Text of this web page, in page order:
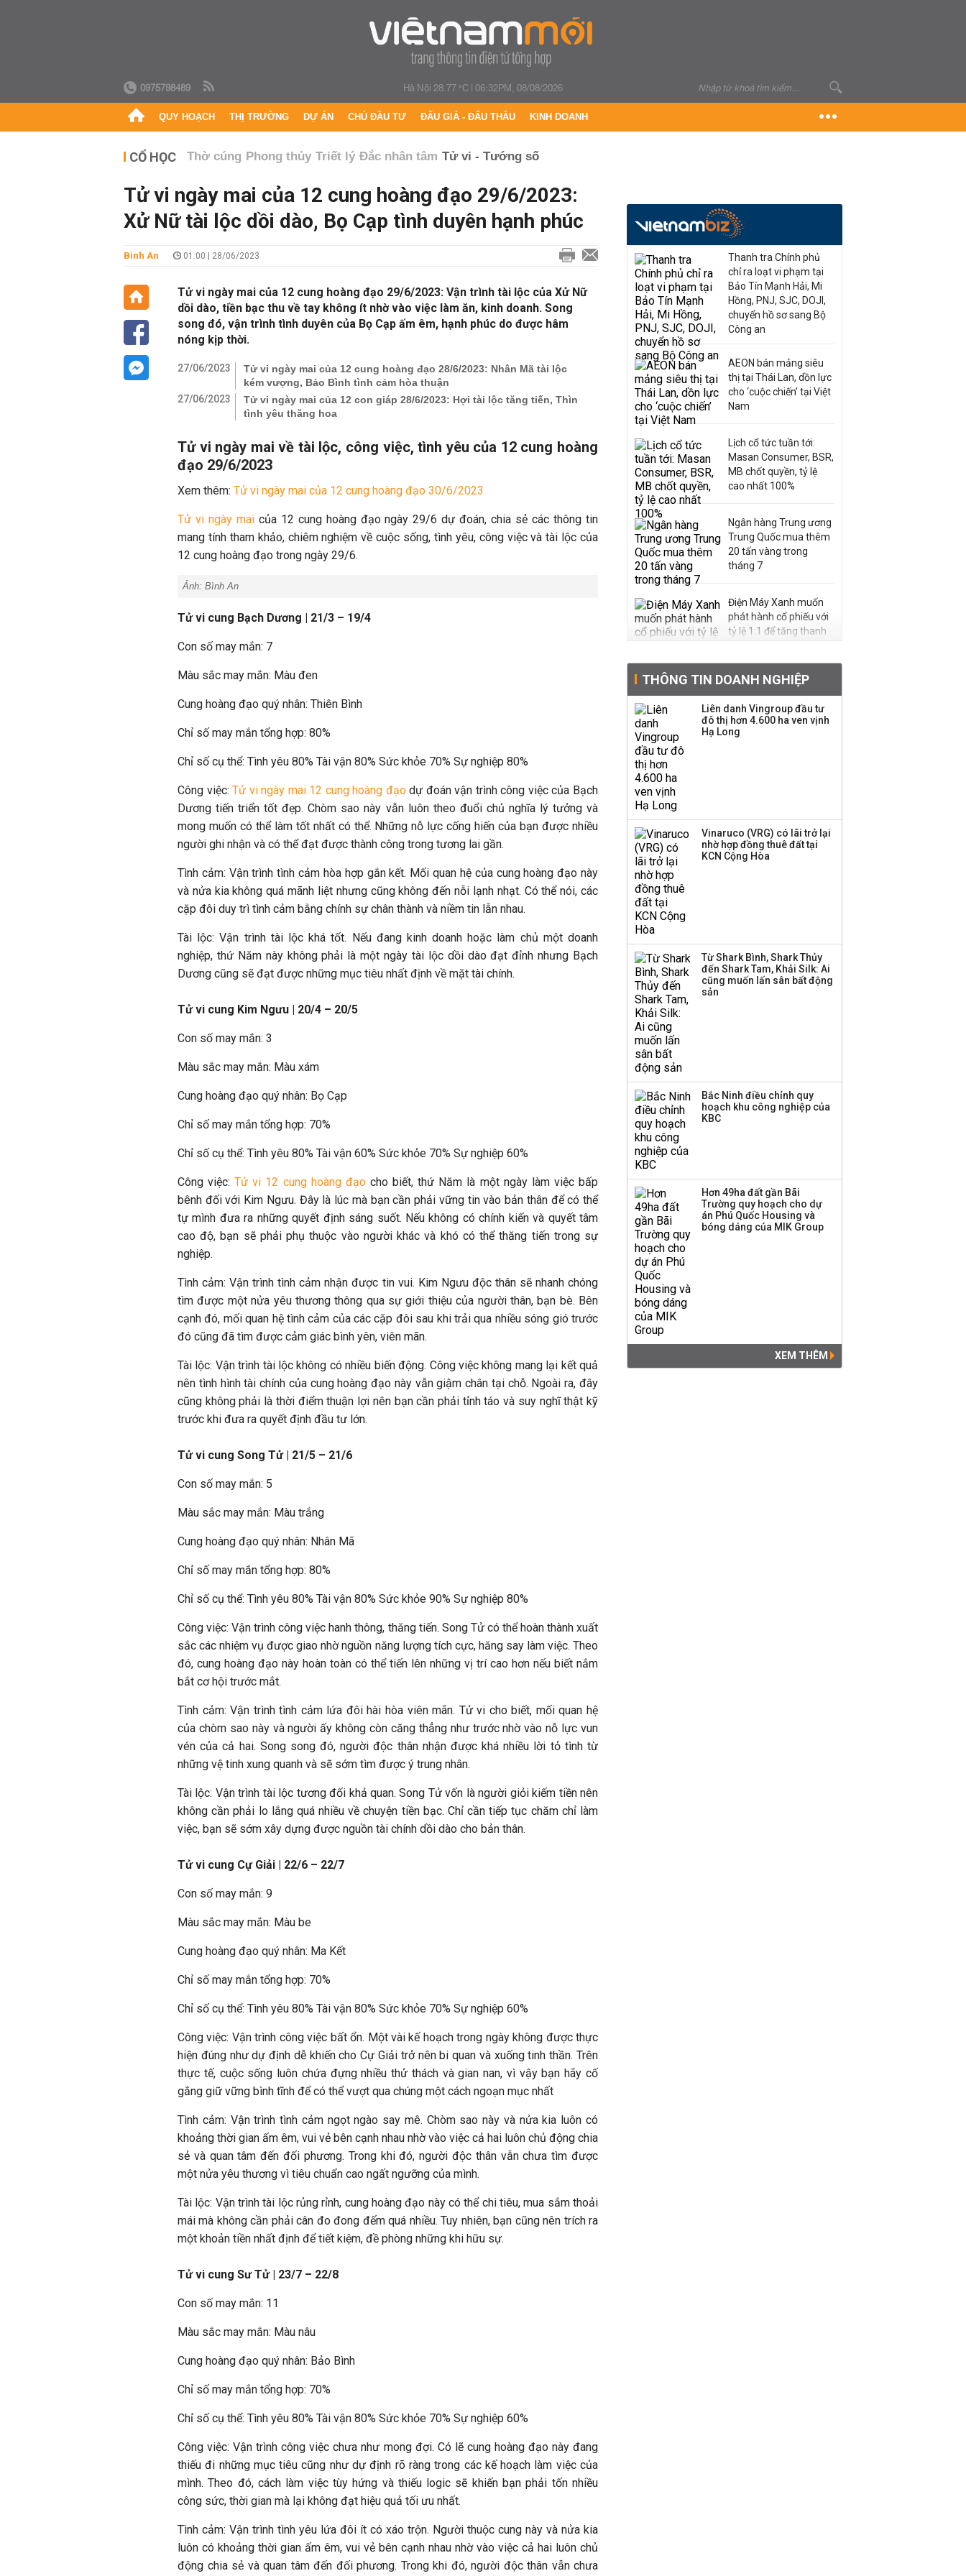
0975798489 Hà Nội 28.77 °C|06:32PM, 08/08/2026
QUY HOẠCH THỊ TRƯỜNG DỰ ÁN CHỦ ĐẦU TƯ ĐẤU GIÁ - ĐẤU THẦU KINH DOANH
CỔ HỌC Thờ cúng Phong thủy Triết lý Đắc nhân tâm Tử vi - Tướng số
Tử vi ngày mai của 12 cung hoàng đạo 29/6/2023:
Xử Nữ tài lộc dồi dào, Bọ Cạp tình duyên hạnh phúc
Bình An 01:00 | 28/06/2023
Tử vi ngày mai của 12 cung hoàng đạo 29/6/2023: Vận trình tài lộc của Xử Nữ
dồi dào, tiền bạc thu về tay không ít nhờ vào việc làm ăn, kinh doanh. Song
song đó, vận trình tình duyên của Bọ Cạp ấm êm, hạnh phúc do được hâm
nóng kịp thời.
27/06/2023
Tử vi ngày mai của 12 cung hoàng đạo 28/6/2023: Nhân Mã tài lộc
kém vượng, Bảo Bình tình cảm hòa thuận
27/06/2023
Tử vi ngày mai của 12 con giáp 28/6/2023: Hợi tài lộc tăng tiến, Thìn
tình yêu thăng hoa
Tử vi ngày mai về tài lộc, công việc, tình yêu của 12 cung hoàng
đạo 29/6/2023
Xem thêm: Tử vi ngày mai của 12 cung hoàng đạo 30/6/2023
Tử vi ngày maicủa 12 cung hoàng đạo ngày 29/6 dự đoán, chia sẻ các thông tin
mang tính tham khảo, chiêm nghiệm về cuộc sống, tình yêu, công việc và tài lộc của
12 cung hoàng đạo trong ngày 29/6.
Ảnh: Bình An
Tử vi cung Bạch Dương | 21/3 – 19/4
Con số may mắn: 7
Màu sắc may mắn: Màu đen
Cung hoàng đạo quý nhân: Thiên Bình
Chỉ số may mắn tổng hợp: 80%
Chỉ số cụ thể: Tình yêu 80% Tài vận 80% Sức khỏe 70% Sự nghiệp 80%
Công việc:Tử vi ngày mai 12 cung hoàng đạodự đoán vận trình công việc của Bạch
Dương tiến triển tốt đẹp. Chòm sao này vẫn luôn theo đuổi chủ nghĩa lý tưởng và
mong muốn có thể làm tốt nhất có thể. Những nỗ lực cống hiến của bạn được nhiều
người ghi nhận và có thể đạt được thành công trong tương lai gần.
Tình cảm: Vận trình tình cảm hòa hợp gắn kết. Mối quan hệ của cung hoàng đạo này
và nửa kia không quá mãnh liệt nhưng cũng không đến nỗi lạnh nhạt. Có thể nói, các
cặp đôi duy trì tình cảm bằng chính sự chân thành và niềm tin lẫn nhau.
Tài lộc: Vận trình tài lộc khá tốt. Nếu đang kinh doanh hoặc làm chủ một doanh
nghiệp, thứ Năm này không phải là một ngày tài lộc dồi dào đạt đỉnh nhưng Bạch
Dương cũng sẽ đạt được những mục tiêu nhất định về mặt tài chính.
Tử vi cung Kim Ngưu | 20/4 – 20/5
Con số may mắn: 3
Màu sắc may mắn: Màu xám
Cung hoàng đạo quý nhân: Bọ Cạp
Chỉ số may mắn tổng hợp: 70%
Chỉ số cụ thể: Tình yêu 80% Tài vận 60% Sức khỏe 70% Sự nghiệp 60%
Công việc:Tử vi 12 cung hoàng đạocho biết, thứ Năm là một ngày làm việc bấp
bênh đối với Kim Ngưu. Đây là lúc mà bạn cần phải vững tin vào bản thân để có thể
tự mình đưa ra những quyết định sáng suốt. Nếu không có chính kiến và quyết tâm
cao độ, bạn sẽ phải phụ thuộc vào người khác và khó có thể thăng tiến trong sự
nghiệp.
Tình cảm: Vận trình tình cảm nhận được tin vui. Kim Ngưu độc thân sẽ nhanh chóng
tìm được một nửa yêu thương thông qua sự giới thiệu của người thân, bạn bè. Bên
cạnh đó, mối quan hệ tình cảm của các cặp đôi sau khi trải qua nhiều sóng gió trước
đó cũng đã tìm được cảm giác bình yên, viên mãn.
Tài lộc: Vận trình tài lộc không có nhiều biến động. Công việc không mang lại kết quả
nên tình hình tài chính của cung hoàng đạo này vẫn giậm chân tại chỗ. Ngoài ra, đây
cũng không phải là thời điểm thuận lợi nên bạn cần phải tỉnh táo và suy nghĩ thật kỹ
trước khi đưa ra quyết định đầu tư lớn.
Tử vi cung Song Tử | 21/5 – 21/6
Con số may mắn: 5
Màu sắc may mắn: Màu trắng
Cung hoàng đạo quý nhân: Nhân Mã
Chỉ số may mắn tổng hợp: 80%
Chỉ số cụ thể: Tình yêu 80% Tài vận 80% Sức khỏe 90% Sự nghiệp 80%
Công việc: Vận trình công việc hanh thông, thăng tiến. Song Tử có thể hoàn thành xuất
sắc các nhiệm vụ được giao nhờ nguồn năng lượng tích cực, hăng say làm việc. Theo
đó, cung hoàng đạo này hoàn toàn có thể tiến lên những vị trí cao hơn nếu biết nắm
bắt cơ hội trước mắt.
Tình cảm: Vận trình tình cảm lứa đôi hài hòa viên mãn. Tử vi cho biết, mối quan hệ
của chòm sao này và người ấy không còn căng thẳng như trước nhờ vào nỗ lực vun
vén của cả hai. Song song đó, người độc thân nhận được khá nhiều lời tỏ tình từ
những vệ tinh xung quanh và sẽ sớm tìm được ý trung nhân.
Tài lộc: Vận trình tài lộc tương đối khả quan. Song Tử vốn là người giỏi kiếm tiền nên
không cần phải lo lắng quá nhiều về chuyện tiền bạc. Chỉ cần tiếp tục chăm chỉ làm
việc, bạn sẽ sớm xây dựng được nguồn tài chính dồi dào cho bản thân.
Tử vi cung Cự Giải | 22/6 – 22/7
Con số may mắn: 9
Màu sắc may mắn: Màu be
Cung hoàng đạo quý nhân: Ma Kết
Chỉ số may mắn tổng hợp: 70%
Chỉ số cụ thể: Tình yêu 80% Tài vận 80% Sức khỏe 70% Sự nghiệp 60%
Công việc: Vận trình công việc bất ổn. Một vài kế hoạch trong ngày không được thực
hiện đúng như dự định dễ khiến cho Cự Giải trở nên bi quan và xuống tinh thần. Trên
thực tế, cuộc sống luôn chứa đựng nhiều thử thách và gian nan, vì vậy bạn hãy cố
gắng giữ vững bình tĩnh để có thể vượt qua chúng một cách ngoạn mục nhất
Tình cảm: Vận trình tình cảm ngọt ngào say mê. Chòm sao này và nửa kia luôn có
khoảng thời gian ấm êm, vui vẻ bên cạnh nhau nhờ vào việc cả hai luôn chủ động chia
sẻ và quan tâm đến đối phương. Trong khi đó, người độc thân vẫn chưa tìm được
một nửa yêu thương vì tiêu chuẩn cao ngất ngưỡng của mình.
Tài lộc: Vận trình tài lộc rủng rỉnh, cung hoàng đạo này có thể chi tiêu, mua sắm thoải
mái mà không cần phải cân đo đong đếm quá nhiều. Tuy nhiên, bạn cũng nên trích ra
một khoản tiền nhất định để tiết kiệm, đề phòng những khi hữu sự.
Tử vi cung Sư Tử | 23/7 – 22/8
Con số may mắn: 11
Màu sắc may mắn: Màu nâu
Cung hoàng đạo quý nhân: Bảo Bình
Chỉ số may mắn tổng hợp: 70%
Chỉ số cụ thể: Tình yêu 80% Tài vận 80% Sức khỏe 70% Sự nghiệp 60%
Công việc: Vận trình công việc chưa như mong đợi. Có lẽ cung hoàng đạo này đang
thiếu đi những mục tiêu cũng như dự định rõ ràng trong các kế hoạch làm việc của
mình. Theo đó, cách làm việc tùy hứng và thiếu logic sẽ khiến bạn phải tốn nhiều
công sức, thời gian mà lại không đạt hiệu quả tối ưu nhất.
Tình cảm: Vận trình tình yêu lứa đôi ít có xáo trộn. Người thuộc cung này và nửa kia
luôn có khoảng thời gian ấm êm, vui vẻ bên cạnh nhau nhờ vào việc cả hai luôn chủ
động chia sẻ và quan tâm đến đối phương. Trong khi đó, người độc thân vẫn chưa
Thanh tra Chính phủ
chỉ ra loạt vi phạm tại
Bảo Tín Mạnh Hải, Mi
Hồng, PNJ, SJC, DOJI,
chuyển hồ sơ sang Bộ
Công an
AEON bán mảng siêu
thị tại Thái Lan, dồn lực
cho ‘cuộc chiến’ tại Việt
Nam
Lịch cổ tức tuần tới:
Masan Consumer, BSR,
MB chốt quyền, tỷ lệ
cao nhất 100%
Ngân hàng Trung ương
Trung Quốc mua thêm
20 tấn vàng trong
tháng 7
Điện Máy Xanh muốn
phát hành cổ phiếu với
tỷ lệ 1:1 để tăng thanh
Sau nhịp điều chỉnh
mạnh, CTCK nhìn thấy
cơ hội ở nhóm cổ phiếu
nào?
hàng
TOP 10 ngân hàng lãi
Công ty 100 tỷ của
Huấn Hoa Hồng bỗng
dưng ‘biến mất’, một
THÔNG TIN DOANH NGHIỆP
Liên danh Vingroup đầu tư
đô thị hơn 4.600 ha ven vịnh
Hạ Long
Vinaruco (VRG) có lãi trở lại
nhờ hợp đồng thuê đất tại
KCN Cộng Hòa
Từ Shark Bình, Shark Thủy
đến Shark Tam, Khải Silk: Ai
cũng muốn lấn sân bất động
sản
Bắc Ninh điều chỉnh quy
hoạch khu công nghiệp của
KBC
Hơn 49ha đất gần Bãi
Trường quy hoạch cho dự
án Phú Quốc Housing và
bóng dáng của MIK Group
XEM THÊM